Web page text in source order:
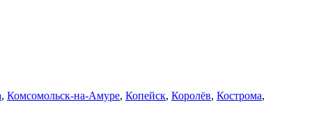
, Комсомольск-на-Амуре, Копейск, Королёв, Кострома,